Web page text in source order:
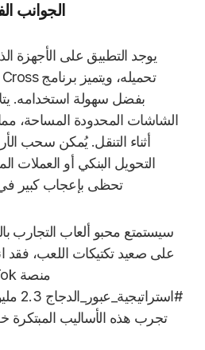
الجوانب
يوجد التطبيق على الأجهزة
بفضل سهولة استخدامه.
الشاشات المحدودة المساحة،
التحويل البنكي أو
تحظى بإعجاب كبير
سيستمتع محبو ألعاب التجارب
على صعيد تكتيكات اللعب،
تجرب هذه الأساليب المبتكرة